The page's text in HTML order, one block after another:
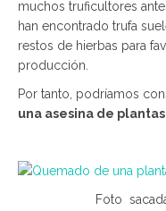
muchos truficultores
han encontrado trufa
restos de hierbas para
producción.
Por tanto, podríamos
una asesina de plantas
Foto